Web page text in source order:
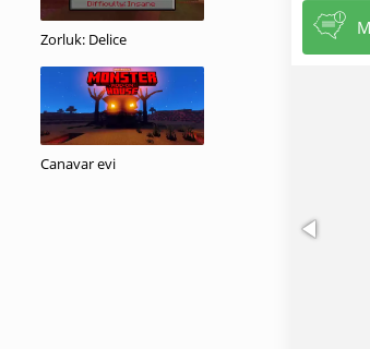
Zorluk: Delice
Canavar evi